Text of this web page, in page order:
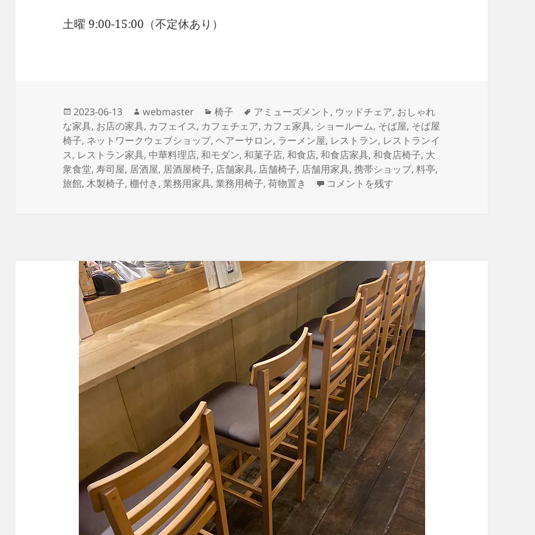
土曜 9:00-15:00（不定休あり）
投
稿
日:
2023-06-13
作
成
者
webmaster
カ
テ
ゴ
リ
ー
椅子
タ
グ
アミューズメント , ウッドチェア, おしゃれ
な家具, お店の家具, カフェイス, カフェチェア, カフェ家具, ショールーム, そば屋, そば屋
椅子, ネットワークウェブショップ,ヘアーサロン, ラーメン屋, レストラン, レストランイ
ス, レストラン家具, 中華料理店,和モダン,和菓子店,和食店,和食店家具,和食店椅子, 大
衆食堂,寿司屋, 居酒屋, 居酒屋椅子, 店舗家具, 店舗椅子, 店舗用家具,携帯ショップ,料亭,
旅館,木製椅子,棚付き,業務用家具,業務用椅子,荷物置き 本日納品の店舗家具 便利な荷物置き用の棚
コメントを残す